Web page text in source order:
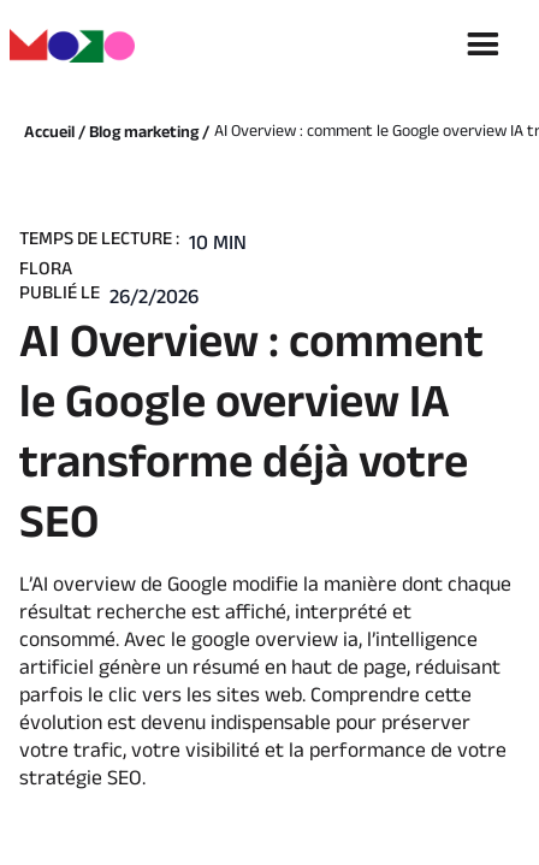
Accueil / Blog marketing / AI Overview : comment le Google overview IA
TEMPS DE LECTURE : 10 MIN
FLORA
PUBLIÉ LE 26/2/2026
AI Overview : comment
le Google overview IA
transforme déjà votre
SEO
L’AI overview de Google modifie la manière dont chaque
résultat recherche est affiché, interprété et
consommé. Avec le google overview ia, l’intelligence
artificiel génère un résumé en haut de page, réduisant
parfois le clic vers les sites web. Comprendre cette
évolution est devenu indispensable pour préserver
votre trafic, votre visibilité et la performance de votre
stratégie SEO.